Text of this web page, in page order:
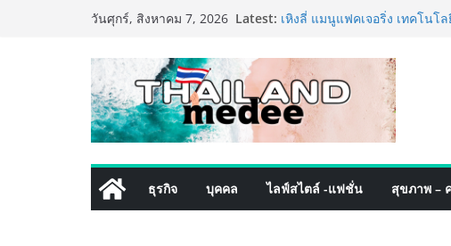
วันศุกร์, สิงหาคม 7, 2026 Latest: เหิงลี่ แมนูแฟคเจอริ่ง เทคโนโ
TECNO ประกาศทรานส์ฟอร์ม
เท็ม เสิร์ฟใหญ่ปักหมุดแลนมาร์ค
8 Series จุดเริ่มต้นครั้งสำคัญ
PIPPER STANDARD® เปิดตั
เลี้ยง ชูนวัตกรรมพลังธรรมชาติ
ปลอดภัย ไร้สารตกค้าง
เริ่มแล้ว! อ.ต.ก.แฟร์ 4 ภาค @
ใจกลางมหานคร” ชวนชิม ช้อป
ไทย วันนี้ – 8 สิงหาคมนี้ ณ ลา
ธุรกิจ บุคคล ไลฟ์สไตล์ -แฟชั่น สุขภาพ –